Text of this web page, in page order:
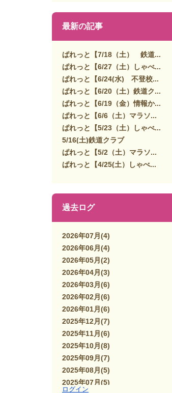
最新の記事
ぱれっと【7/18（土） 鉄道...
ぱれっと【6/27（土）しゃべ...
ぱれっと【6/24(水) 不登校...
ぱれっと【6/20（土）鉄道ク...
ぱれっと【6/19（金）情報か...
ぱれっと【6/6（土）マラソ...
ぱれっと【5/23（土）しゃべ...
5/16(土)鉄道クラブ
ぱれっと【5/2（土）マラソ...
ぱれっと【4/25(土）しゃべ...
過去ログ
2026年07月 (4)
2026年06月 (4)
2026年05月 (2)
2026年04月 (3)
2026年03月 (6)
2026年02月 (6)
2026年01月 (6)
2025年12月 (7)
2025年11月 (6)
2025年10月 (8)
2025年09月 (7)
2025年08月 (5)
2025年07月 (5)
ログイン